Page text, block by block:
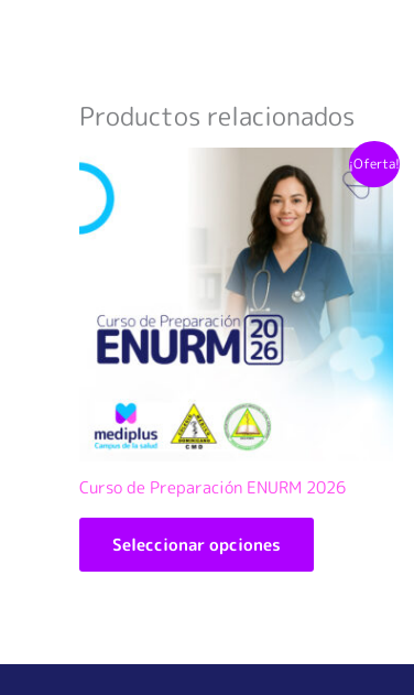
Productos relacionados
¡Oferta!
Curso de Preparación ENURM 2026
Seleccionar opciones
producto
tiene
múltiples
variantes.
Las
opciones
se
página